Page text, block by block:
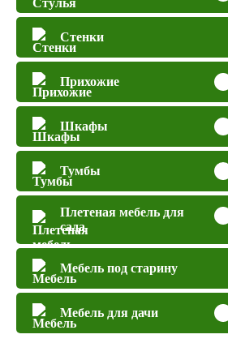
Стенки
Прихожие
Шкафы
Тумбы
Плетеная мебель для
сада
Мебель под старину
Мебель для дачи